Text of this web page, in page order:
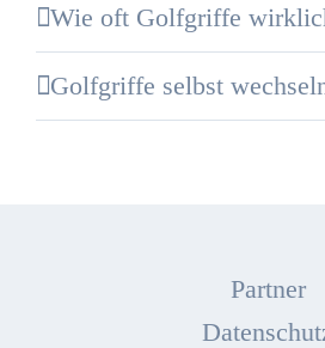
Wie oft Golfgriffe
Golfgriffe selbst
Partner